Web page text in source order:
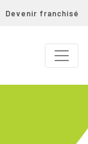
Devenir franchisé